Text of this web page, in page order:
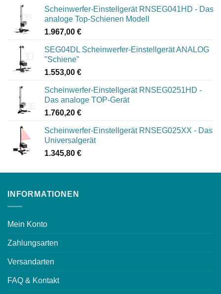
Scheinwerfer-Einstellgerät RNSEG041HD - Das
analoge Top-Schienen Modell
1.967,00 €
SEG04DL Scheinwerfer-Einstellgerät ANALOG
"Schiene"
1.553,00 €
Scheinwerfer-Einstellgerät RNSEG0251HD -
Das analoge TOP-Gerät
1.760,20 €
Scheinwerfer-Einstellgerät RNSEG025XX - Das
Universalgerät
1.345,80 €
INFORMATIONEN
Mein Konto
Zahlungsarten
Versandarten
FAQ & Kontakt